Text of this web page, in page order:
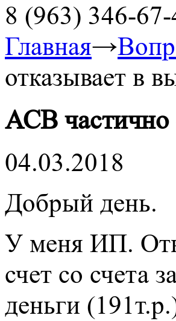
8 (963) 346-67-
Главная→
отказывает в
АСВ частично
04.03.2018
Добрый день.
У меня ИП.
счет со счета
деньги